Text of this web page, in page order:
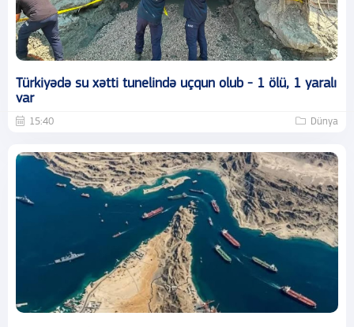
Türkiyədə su xətti tunelində uçqun olub - 1 ölü, 1 yaralı
var
15:40 Dünya